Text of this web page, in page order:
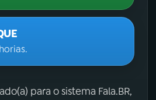
para o sistema Fala.BR,